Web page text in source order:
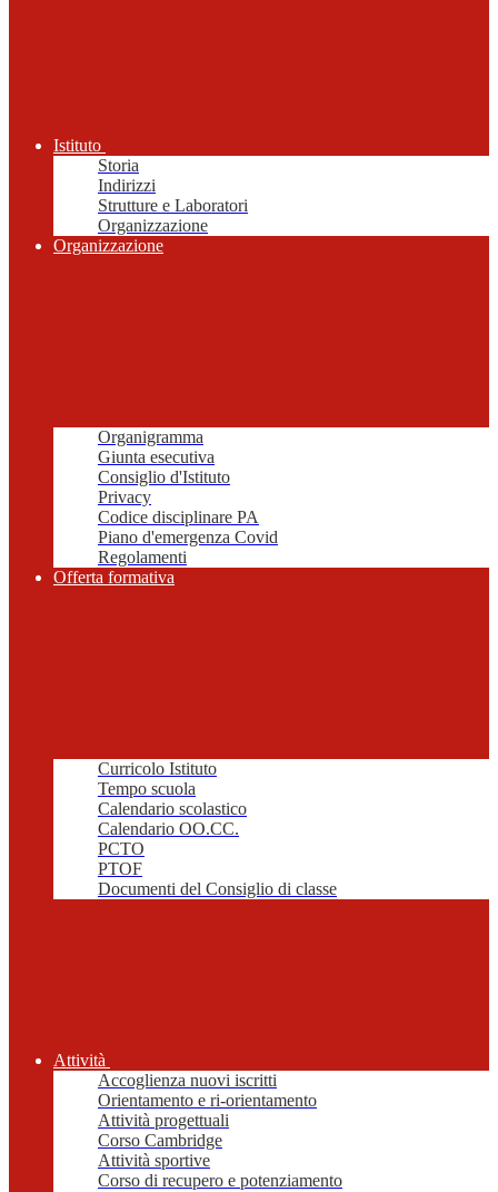
Istituto
Storia
Indirizzi
Strutture e Laboratori
Organizzazione
Organizzazione
Organigramma
Giunta esecutiva
Consiglio d'Istituto
Privacy
Codice disciplinare PA
Piano d'emergenza Covid
Regolamenti
Offerta formativa
Curricolo Istituto
Tempo scuola
Calendario scolastico
Calendario OO.CC.
PCTO
PTOF
Documenti del Consiglio di classe
Attività
Accoglienza nuovi iscritti
Orientamento e ri-orientamento
Attività progettuali
Corso Cambridge
Attività sportive
Corso di recupero e potenziamento